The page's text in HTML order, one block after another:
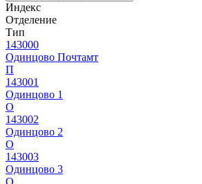
Индекс
Отделение
Тип
143000
Одинцово Почтамт
П
143001
Одинцово 1
О
143002
Одинцово 2
О
143003
Одинцово 3
О